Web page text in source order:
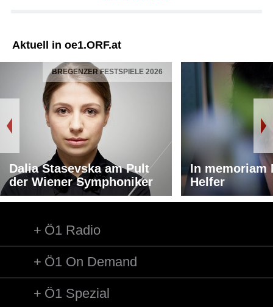
Aktuell in oe1.ORF.at
BREGENZER FESTSPIELE 2026
Dalia Stasevska am Pult
der Wiener Symphoniker
In memoriam
Helfer
Ö1 Radio
Ö1 On Demand
Ö1 Spezial